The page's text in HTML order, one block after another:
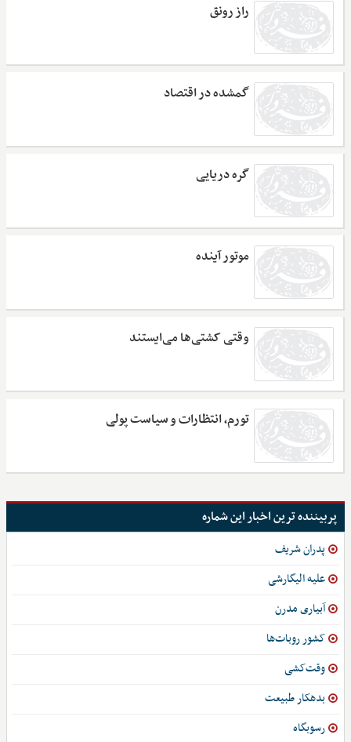
راز رونق
گمشده در اقتصاد
گره دریایی
موتور آینده
وقتی کشتی‌ها می‌ایستند
تورم، انتظارات و سیاست پولی
پربیننده ترین اخبار این شماره
پدران شریف
علیه الیگارشی
آبیاری مدرن
کشور روبات‌ها
وقت‌کشی
بدهکار طبیعت
رسوبگاه